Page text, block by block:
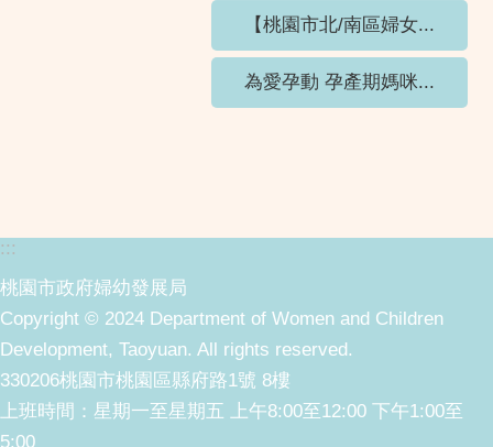
【桃園市北/南區婦女...
為愛孕動 孕產期媽咪...
:::
桃園市政府婦幼發展局
Copyright © 2024 Department of Women and Children
Development, Taoyuan. All rights reserved.
330206桃園市桃園區縣府路1號 8樓
上班時間：星期一至星期五 上午8:00至12:00 下午1:00至
5:00